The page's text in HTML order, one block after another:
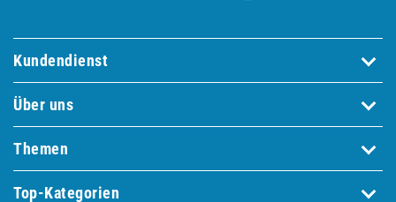
Kundendienst
Über uns
Themen
Top-Kategorien